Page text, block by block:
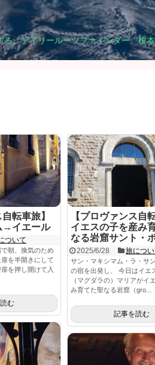
。デイリールーツファインダー 榎
転車旅】
→イエール
ついて
朝、換気のため
を半開きにして
を押し開けて入
む
【プロヴァンス自
イエスの子を産み
なる岩窟サント・
2025/6/28 旅につ
サン・マキシマム・ラ・サ
の宿を出発し、 今日はイエ
（マグダラの）マリアがイ
み育てた聖なる岩窟（gro...
記事を読む